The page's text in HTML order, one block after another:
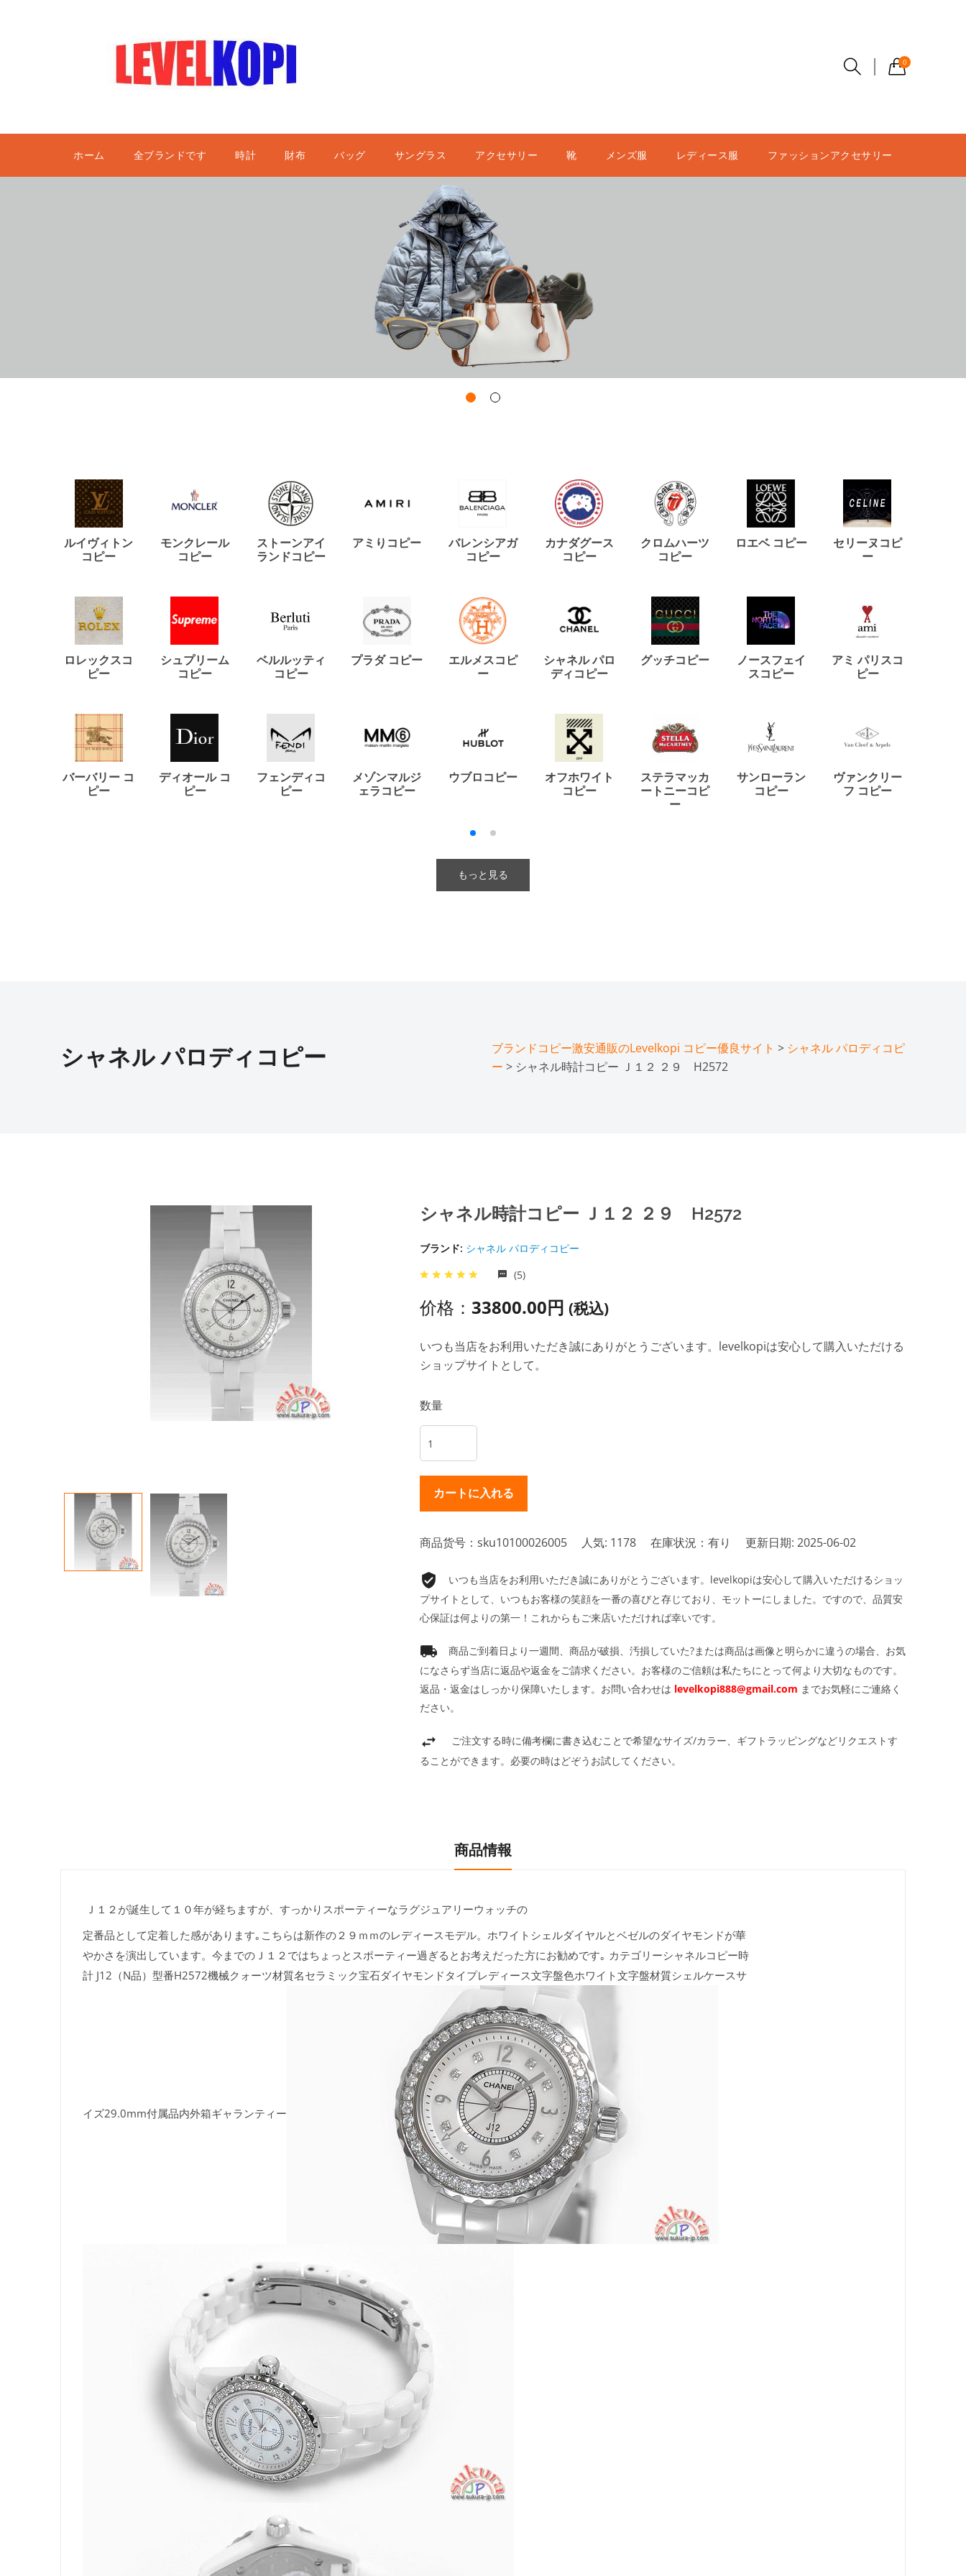
0
ホーム 全ブランドです 時計 財布 バッグ サングラス アクセサリー 靴 メンズ服 レディース服 ファッションアクセサリー
ルイヴィトン
コピー
モンクレール
コピー
ストーンアイ
ランドコピー
アミりコピー
バレンシアガ
コピー
カナダグース
コピー
クロムハーツ
コピー
ロエベ コピー
セリーヌコピ
ー
ロレックスコ
ピー
シュプリーム
コピー
ベルルッティ
コピー
プラダ コピー
エルメスコピ
ー
シャネル パロ
ディコピー
グッチコピー
ノースフェイ
スコピー
アミ パリスコ
ピー
バーバリー コ
ピー
ディオール コ
ピー
フェンディコ
ピー
メゾンマルジ
ェラコピー
ウブロコピー
オフホワイト
コピー
ステラマッカ
ートニーコピ
ー
サンローラン
コピー
ヴァンクリー
フ コピー
もっと見る
シャネル パロディコピー ブランドコピー激安通販のLevelkopi コピー優良サイト > シャネル パロディコピ
ー > シャネル時計コピー Ｊ１２ ２９ H2572
シャネル時計コピー Ｊ１２ ２９ H2572
ブランド: シャネル パロディコピー
(5)
价格： 33800.00円 (税込)
いつも当店をお利用いただき誠にありがとうございます。levelkopiは安心して購入いただける
ショップサイトとして。
数量
商品货号：sku10100026005 人気: 1178 在庫状況：有り 更新日期: 2025-06-02
いつも当店をお利用いただき誠にありがとうございます。levelkopiは安心して購入いただけるショッ
プサイトとして、いつもお客様の笑顔を一番の喜びと存じており、モットーにしました。ですので、品質安
心保証は何よりの第一！これからもご来店いただければ幸いです。
商品ご到着日より一週間、商品が破損、汚損していた?または商品は画像と明らかに違うの場合、お気
になさらず当店に返品や返金をご請求ください。お客様のご信頼は私たちにとって何より大切なものです。
返品・返金はしっかり保障いたします。お問い合わせは levelkopi888@gmail.com までお気軽にご連絡く
ださい。
ご注文する時に備考欄に書き込むことで希望なサイズ/カラー、ギフトラッピングなどリクエストす
ることができます。必要の時はどぞうお試してください。
商品情報
Ｊ１２が誕生して１０年が経ちますが、すっかりスポーティーなラグジュアリーウォッチの
定番品として定着した感があります｡こちらは新作の２９ｍｍのレディースモデル。ホワイトシェルダイヤルとベゼルのダイヤモンドが華
やかさを演出しています。今までのＪ１２ではちょっとスポーティー過ぎるとお考えだった方にお勧めです｡ カテゴリーシャネルコピー時
計 J12（N品）型番H2572機械クォーツ材質名セラミック宝石ダイヤモンドタイプレディース文字盤色ホワイト文字盤材質シェルケースサ
イズ29.0mm付属品内外箱ギャランティー